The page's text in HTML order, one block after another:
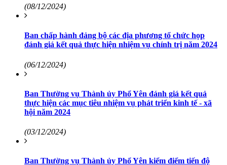
(08/12/2024)
Ban chấp hành đảng bộ các địa phương tổ chức họp
đánh giá kết quả thực hiện nhiệm vụ chính trị năm 2024
(06/12/2024)
Ban Thường vụ Thành ủy Phổ Yên đánh giá kết quả
thực hiện các mục tiêu nhiệm vụ phát triển kinh tế - xã
hội năm 2024
(03/12/2024)
Ban Thường vụ Thành ủy Phổ Yên kiểm điểm tiến độ